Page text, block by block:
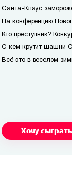
Санта-Клаус
На конференцию
Кто преступник?
С кем крутит шашни
Всё это в веселом
Хочу сыграть